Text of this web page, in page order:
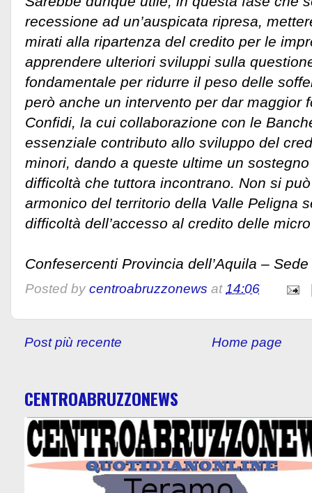
recessione ad un’auspicata ripresa,
mirati alla ripartenza del credito per le
apprendere ulteriori sviluppi sulla
fondamentale per ridurre il peso delle
però anche un intervento per dar maggior
Confidi, la cui collaborazione con le
essenziale contributo allo sviluppo del
minori, dando a queste ultime un sostegno
difficoltà che tuttora incontrano. Non si
armonico del territorio della Valle Peligna
difficoltà dell’accesso al credito delle
Confesercenti Provincia dell’Aquila –
Posted by centroabruzzonews at14:06
Post più recente Home page
CENTROABRUZZONEWS